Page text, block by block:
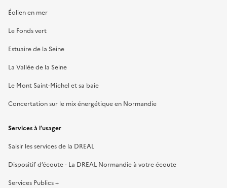
Éolien en mer
Le Fonds vert
Estuaire de la Seine
La Vallée de la Seine
Le Mont Saint-Michel et sa baie
Concertation sur le mix énergétique en Normandie
Services à l’usager
Saisir les services de la DREAL
Dispositif d’écoute - La DREAL Normandie à votre écoute
Services Publics +